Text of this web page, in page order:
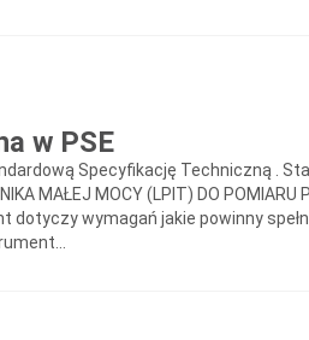
w PSE
Specyfikację Techniczną .
MAŁEJ MOCY (LPIT) DO POMIARU
dotyczy wymagań jakie powinny